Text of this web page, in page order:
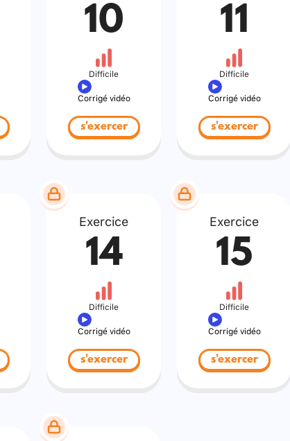
10
Difficile
Corrigé vidéo
s'exercer
11
Difficile
Corrigé vidéo
s'exercer
Exercice
14
Difficile
Corrigé vidéo
s'exercer
Exercice
15
Difficile
Corrigé vidéo
s'exercer